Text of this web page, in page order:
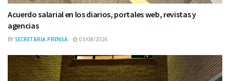
Acuerdo salarial en los diarios, portales web, revistas y
agencias
BY SECRETARIA PRENSA 03/08/2026